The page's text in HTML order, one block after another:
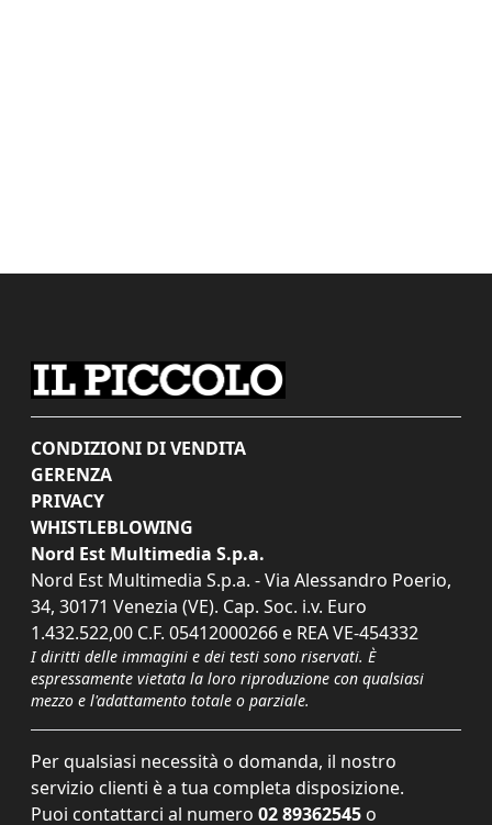
CONDIZIONI DI VENDITA
GERENZA
PRIVACY
WHISTLEBLOWING
Nord Est Multimedia S.p.a.
Nord Est Multimedia S.p.a. - Via Alessandro Poerio,
34, 30171 Venezia (VE). Cap. Soc. i.v. Euro
1.432.522,00 C.F. 05412000266 e REA VE-454332
I diritti delle immagini e dei testi sono riservati. È
espressamente vietata la loro riproduzione con qualsiasi
mezzo e l'adattamento totale o parziale.
Per qualsiasi necessità o domanda, il nostro
servizio clienti è a tua completa disposizione.
Puoi contattarci al numero 02 89362545 o